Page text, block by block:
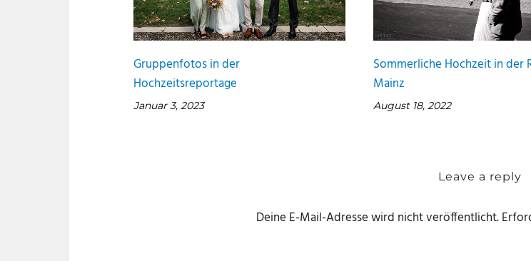
Gruppenfotos in der
Hochzeitsreportage
Januar 3, 2023
Sommerliche Hochzeit in der
Mainz
August 18, 2022
Leave a reply
Deine E-Mail-Adresse wird nicht veröffentlicht.